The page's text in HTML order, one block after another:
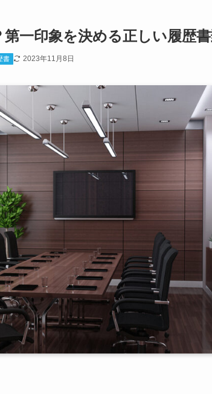
一印象を決める正しい履歴
書 2023年11月8日